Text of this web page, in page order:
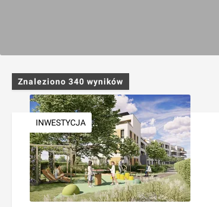
Znaleziono 340 wyników
INWESTYCJA